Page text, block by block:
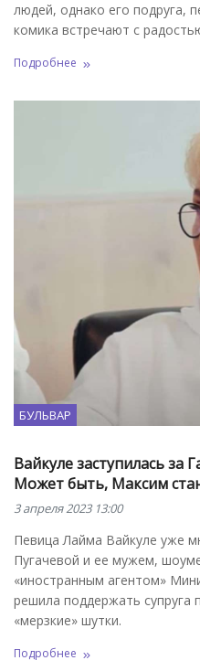
людей, однако его подруга,
комика встречают с
Подробнее
БУЛЬВАР
Вайкуле заступилась за
Может быть, Максим
3 апреля 2023 13:00
Певица Лайма Вайкуле уже
Пугачевой и ее мужем,
«иностранным агентом»
решила поддержать супруга
«мерзкие» шутки.
Подробнее